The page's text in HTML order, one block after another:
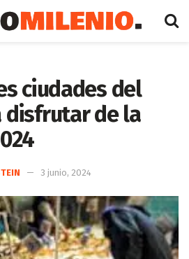
ciudades del
disfrutar de la
3 junio, 2024